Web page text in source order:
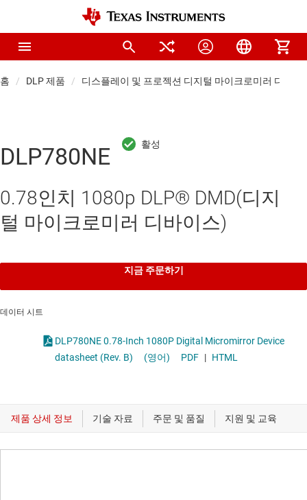
홈 DLP 제품 디스플레이 및 프로젝션 디지털 마이크로미러 디바이
DLP780NE
0.78인치 1080p DLP® DMD(디지
털 마이크로미러 디바이스)
지금 주문하기
데이터 시트
DLP780NE 0.78-Inch 1080P Digital Micromirror Device
datasheet (Rev. B)
(영어) PDF | HTML